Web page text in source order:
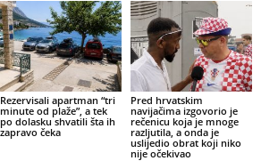
Rezervisali apartman “tri
minute od plaže”, a tek
po dolasku shvatili šta ih
zapravo čeka
Pred hrvatskim
navijačima izgovorio je
rečenicu koja je mnoge
razljutila, a onda je
uslijedio obrat koji niko
nije očekivao